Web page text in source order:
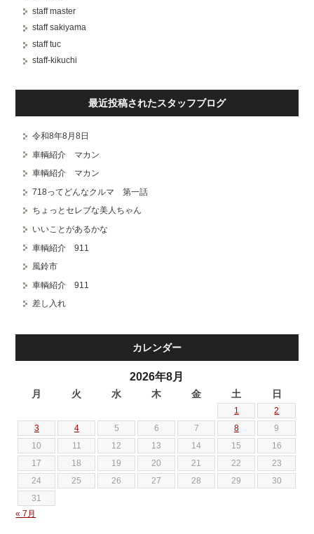
staff master
staff sakiyama
staff tuc
staff-kikuchi
最近投稿されたスタッフブログ
令和8年8月8日
車輌紹介 マカン
車輌紹介 マカン
718ってどんなクルマ 第一話
ちょっとセレブな美人ちゃん
いいことがあるかな
車輌紹介 911
風鈴市
車輌紹介 911
差し入れ
カレンダー
2026年8月
月 火 水 木 金 土 日
1
2
3
4 5 6 7 8
9
10
11 12 13 14 15
16
17
18 19 20 21 22
23
24
25 26 27 28 29
30
31
« 7月